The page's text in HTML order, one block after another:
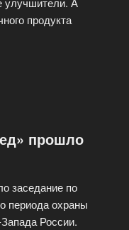
продукта
прошло
заседание по
периода охраны
России.